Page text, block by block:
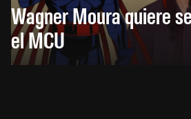
Wagner Moura quiere
el MCU